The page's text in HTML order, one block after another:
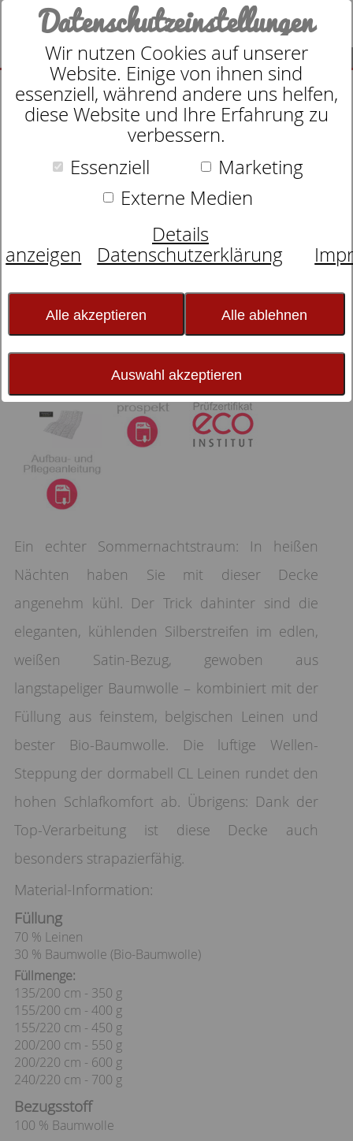
SUCHE
Datenschutzeinstellungen
Wir nutzen Cookies auf unserer
Website. Einige von ihnen sind
essenziell, während andere uns helfen,
diese Website und Ihre Erfahrung zu
verbessern.
Essenziell
Marketing
Externe Medien
Details
anzeigen
Datenschutzerklärung
Alle akzeptieren Alle ablehnen
Auswahl akzeptieren
Zudecke
dormabell CL Leinen
Ein echter Sommernachtstraum: In heißen
Nächten haben Sie mit dieser Decke
angenehm kühl. Der Trick dahinter sind die
eleganten, kühlenden Silberstreifen im edlen,
weißen Satin-Bezug, gewoben aus
langstapeliger Baumwolle – kombiniert mit der
Füllung aus feinstem, belgischen Leinen und
bester Bio-Baumwolle. Die luftige Wellen-
Steppung der dormabell CL Leinen rundet den
hohen Schlafkomfort ab. Übrigens: Dank der
Top-Verarbeitung ist diese Decke auch
besonders strapazierfähig.
Material-Information:
Füllung
70 % Leinen
30 % Baumwolle (Bio-Baumwolle)
Füllmenge:
135/200 cm - 350 g
155/200 cm - 400 g
155/220 cm - 450 g
200/200 cm - 550 g
200/220 cm - 600 g
240/220 cm - 700 g
Bezugsstoff
100 % Baumwolle